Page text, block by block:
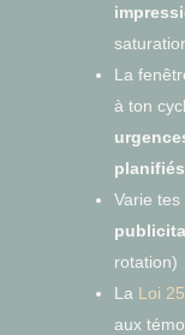
La
à ton
planifiés
Varie
rotation)
La Loi 25
aux